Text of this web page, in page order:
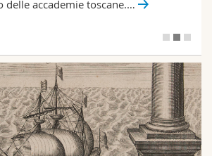
delle accademie toscane.…